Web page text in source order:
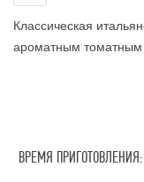
Классическая
ароматным томатным
ВРЕМЯ ПРИГОТОВЛЕНИЯ: